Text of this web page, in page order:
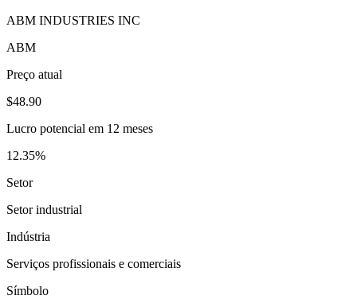
ABM INDUSTRIES INC
ABM
Preço atual
$48.90
Lucro potencial em 12 meses
12.35%
Setor
Setor industrial
Indústria
Serviços profissionais e comerciais
Símbolo